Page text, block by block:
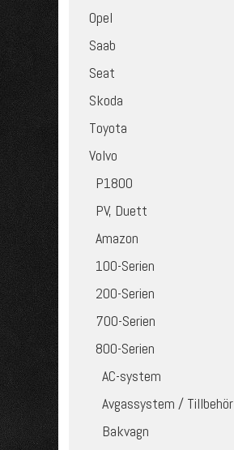
Opel
Saab
Seat
Skoda
Toyota
Volvo
P1800
PV, Duett
Amazon
100-Serien
200-Serien
700-Serien
800-Serien
AC-system
Avgassystem / Tillbehör
Bakvagn